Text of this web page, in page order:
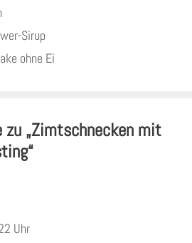
Sirup
ohne Ei
zu „Zimtschnecken mit
Uhr